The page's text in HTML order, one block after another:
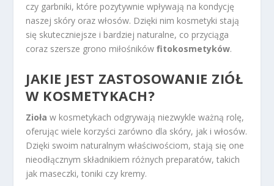
czy garbniki, które pozytywnie wpływają na kondycję
naszej skóry oraz włosów. Dzięki nim kosmetyki stają
się skuteczniejsze i bardziej naturalne, co przyciąga
coraz szersze grono miłośnikówfitokosmetyków.
JAKIE JEST ZASTOSOWANIE ZIÓŁ
W KOSMETYKACH?
Zioła w kosmetykach odgrywają niezwykle ważną rolę,
oferując wiele korzyści zarówno dla skóry, jak i włosów.
Dzięki swoim naturalnym właściwościom, stają się one
nieodłącznym składnikiem różnych preparatów, takich
jak maseczki, toniki czy kremy.